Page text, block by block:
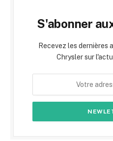
S'abonner
Recevez les dernières
Chrysler sur